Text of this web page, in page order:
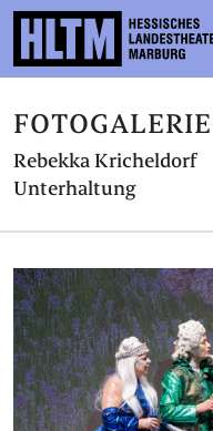
SPIELPLAN
ENSEMBLE
MITMACHEN
KARTEN
SERVICE
KONTAKT
Rebekka Kricheldorf
Unterhaltung